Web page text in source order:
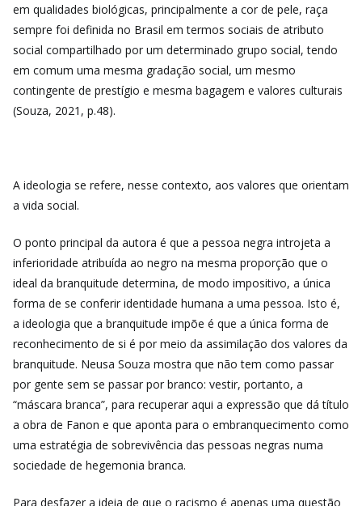
em qualidades biológicas, principalmente a cor de pele, raça
sempre foi definida no Brasil em termos sociais de atributo
social compartilhado por um determinado grupo social, tendo
em comum uma mesma gradação social, um mesmo
contingente de prestígio e mesma bagagem e valores culturais
(Souza, 2021, p.48).
A ideologia se refere, nesse contexto, aos valores que orientam
a vida social.
O ponto principal da autora é que a pessoa negra introjeta a
inferioridade atribuída ao negro na mesma proporção que o
ideal da branquitude determina, de modo impositivo, a única
forma de se conferir identidade humana a uma pessoa. Isto é,
a ideologia que a branquitude impõe é que a única forma de
reconhecimento de si é por meio da assimilação dos valores da
branquitude. Neusa Souza mostra que não tem como passar
por gente sem se passar por branco: vestir, portanto, a
“máscara branca”, para recuperar aqui a expressão que dá título
a obra de Fanon e que aponta para o embranquecimento como
uma estratégia de sobrevivência das pessoas negras numa
sociedade de hegemonia branca.
Para desfazer a ideia de que o racismo é apenas uma questão